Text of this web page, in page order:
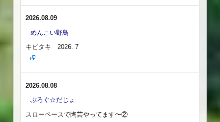
2026.08.09
めんこい野鳥
キビタキ 2026. 7
2026.08.08
ぶろぐ☆だじょ
スローペースで陶芸やってます〜②